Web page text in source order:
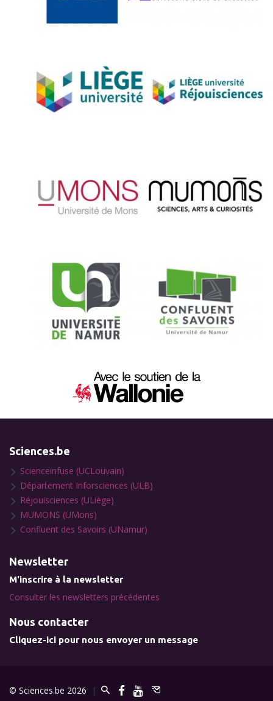
Sciences.be
Scienceinfuse (UCLouvain)
Département Inforsciences (ULB)
Réjouisciences (ULiège)
MUMONS (UMons)
Confluent des Savoirs (UNamur)
Newsletter
M'inscrire à la newsletter
Consulter les newsletters précédentes
Nous contacter
Cliquez-ici pour nous envoyer un message
© Sciences.be 2026 |